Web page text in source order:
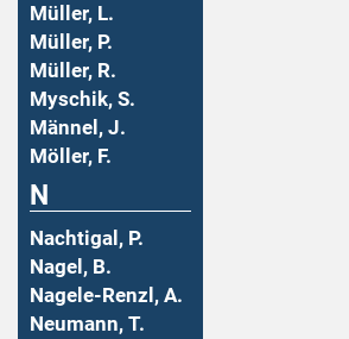
Müller, L.
Müller, P.
Müller, R.
Myschik, S.
Männel, J.
Möller, F.
N
Nachtigal, P.
Nagel, B.
Nagele-Renzl, A.
Neumann, T.